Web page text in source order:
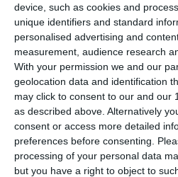
device, such as cookies and
unique identifiers and standard
personalised advertising and
measurement, audience research
With your permission we and our
geolocation data and identification
may click to consent to our and our
as described above. Alternatively
consent or access more detailed
preferences before consenting.
processing of your personal data
but you have a right to object to
Valoarea estimată a contractului
cuprinde suma aferentă
în valoare de 75.000,00lei - fără
general, aceasta suma putând fi
funcție de necesitați, prin
condițiile prevăzute la art. 221
privind achizițiile publice.